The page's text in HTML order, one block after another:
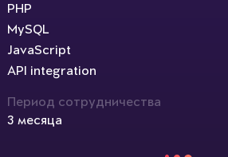
PHP
MySQL
JavaScript
API integration
Период сотрудничества
3 месяца